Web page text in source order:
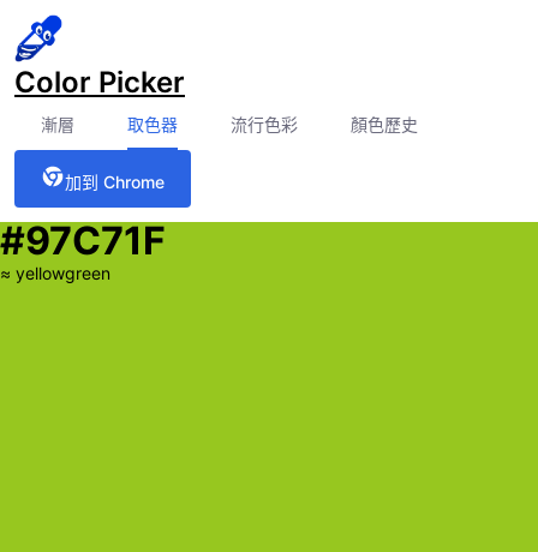
Color Picker
漸層 取色器 流行色彩 顏色歷史
加到 Chrome
#97C71F
≈ yellowgreen